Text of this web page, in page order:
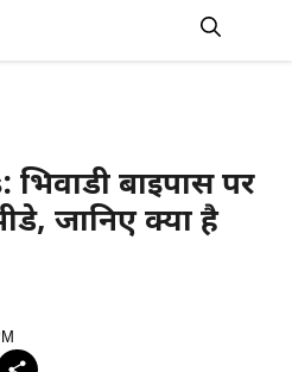
बाइपास पर
जानिए क्या है